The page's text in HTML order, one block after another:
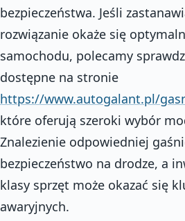
bezpieczeństwa. Jeśli
rozwiązanie okaże się
samochodu, polecamy
dostępne na stronie
https://www.autogalant.pl/
które oferują szeroki wybór
Znalezienie odpowiedniej
bezpieczeństwo na drodze, a
klasy sprzęt może okazać się
awaryjnych.